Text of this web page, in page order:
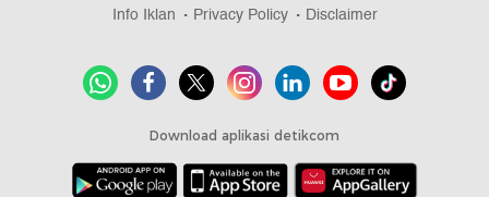
Info Iklan
Privacy Policy Disclaimer
Download aplikasi detikcom